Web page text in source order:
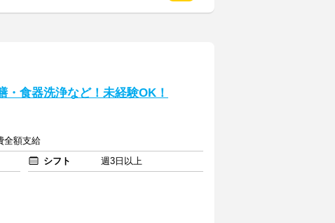
・食器洗浄など！未経験OK！
全額支給
シフト
週3日以上